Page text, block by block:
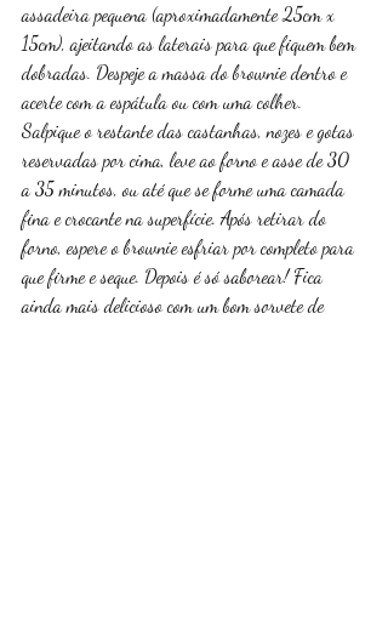
assadeira pequena (aproximadamente 25cm x
15cm), ajeitando as laterais para que fiquem bem
dobradas. Despeje a massa do brownie dentro e
acerte com a espátula ou com uma colher.
Salpique o restante das castanhas, nozes e gotas
reservadas por cima, leve ao forno e asse de 30
a 35 minutos, ou até que se forme uma camada
fina e crocante na superfície. Após retirar do
forno, espere o brownie esfriar por completo para
que firme e seque. Depois é só saborear! Fica
ainda mais delicioso com um bom sorvete de